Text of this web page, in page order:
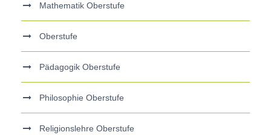
Mathematik Oberstufe
Oberstufe
Pädagogik Oberstufe
Philosophie Oberstufe
Religionslehre Oberstufe